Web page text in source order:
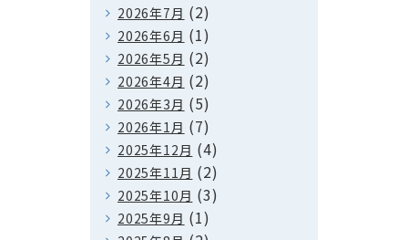
2026年7月 (2)
2026年6月 (1)
2026年5月 (2)
2026年4月 (2)
2026年3月 (5)
2026年1月 (7)
2025年12月 (4)
2025年11月 (2)
2025年10月 (3)
2025年9月 (1)